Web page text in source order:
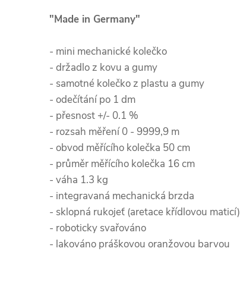
"Made in Germany"
- mini mechanické kolečko
- držadlo z kovu a gumy
- samotné kolečko z plastu a gumy
- odečítání po 1 dm
- přesnost +/- 0.1 %
- rozsah měření 0 - 9999,9 m
- obvod měřícího kolečka 50 cm
- průměr měřícího kolečka 16 cm
- váha 1.3 kg
- integravaná mechanická brzda
- sklopná rukojeť (aretace křídlovou maticí)
- roboticky svařováno
- lakováno práškovou oranžovou barvou